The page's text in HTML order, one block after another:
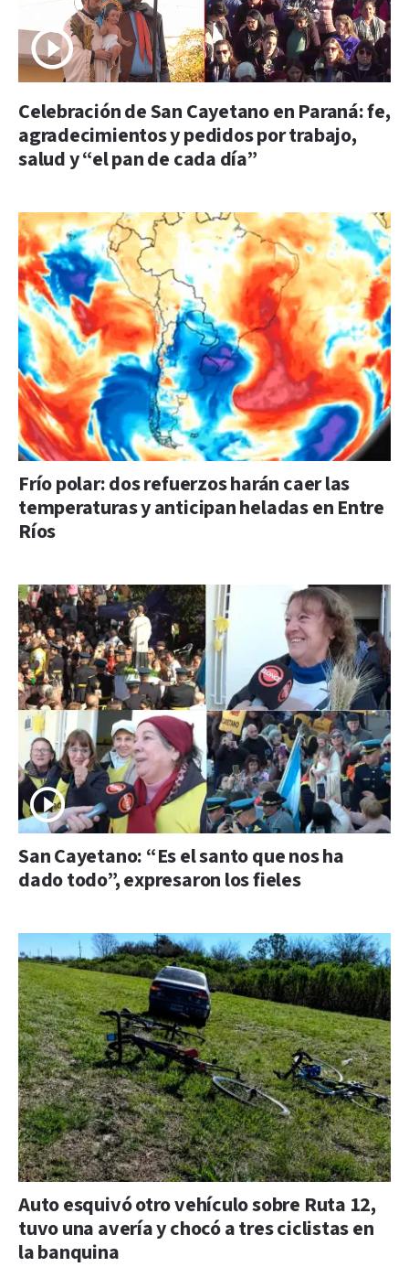
Celebración de San Cayetano en Paraná: fe,
agradecimientos y pedidos por trabajo,
salud y “el pan de cada día”
Frío polar: dos refuerzos harán caer las
temperaturas y anticipan heladas en Entre
Ríos
San Cayetano: “Es el santo que nos ha
dado todo”, expresaron los fieles
Auto esquivó otro vehículo sobre Ruta 12,
tuvo una avería y chocó a tres ciclistas en
la banquina